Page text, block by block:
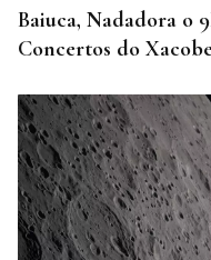
Baiuca, Nadadora o
Concertos do